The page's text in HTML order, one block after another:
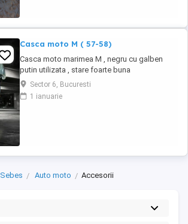
Casca moto M ( 57-58)
Casca moto marimea M , negru cu galben
putin utilizata , stare foarte buna
Sector 6, Bucuresti
1 ianuarie
Sebes Auto moto Accesorii